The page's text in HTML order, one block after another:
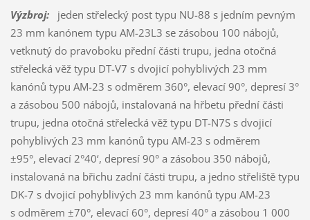
Výzbroj:jeden střelecký post typu NU-88 s jedním pevným
23 mm kanónem typu AM-23L3 se zásobou 100 nábojů,
vetknutý do pravoboku přední části trupu, jedna otočná
střelecká věž typu DT-V7 s dvojicí pohyblivých 23 mm
kanónů typu AM-23 s odměrem 360°, elevací 90°, depresí 3°
a zásobou 500 nábojů, instalovaná na hřbetu přední části
trupu, jedna otočná střelecká věž typu DT-N7S s dvojicí
pohyblivých 23 mm kanónů typu AM-23 s odměrem
±95°, elevací 2°40‘, depresí 90° a zásobou 350 nábojů,
instalovaná na břichu zadní části trupu, a jedno střeliště typu
DK-7 s dvojicí pohyblivých 23 mm kanónů typu AM-23
s odměrem ±70°, elevací 60°, depresí 40° a zásobou 1 000